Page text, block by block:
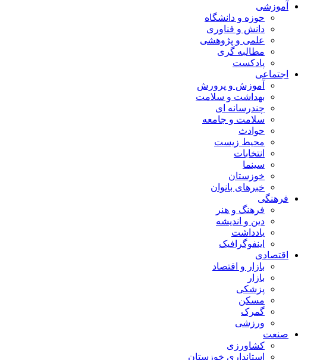
آموزشی
حوزه و دانشگاه
دانش و فناوری
علمی و پژوهشی
مطالبه گری
پادکست
اجتماعی
آموزش و پرورش
بهداشت و سلامت
چندرسانه ای
سلامت و جامعه
حوادث
محیط زیست
انتخابات
سینما
خوزستان
خبرهای بانوان
فرهنگی
فرهنگ و هنر
دین و اندیشه
یادداشت
اینفوگرافیک
اقتصادی
بازار و اقتصاد
بازار
پزشکی
مسکن
گمرک
ورزشی
صنعت
کشاورزی
استانداری خوزستان